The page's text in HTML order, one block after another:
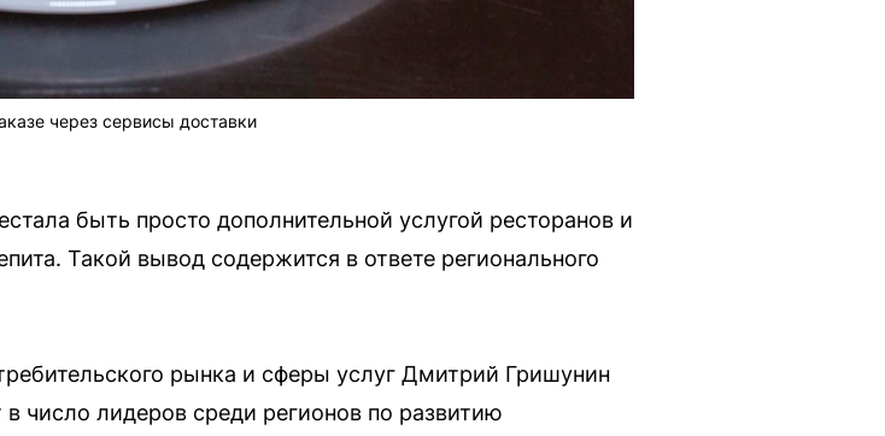
через сервисы доставки
быть просто дополнительной услугой ресторанов и
Такой вывод содержится в ответе регионального
рынка и сферы услуг Дмитрий Гришунин
число лидеров среди регионов по развитию